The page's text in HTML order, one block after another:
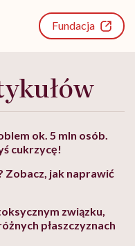
Fundacja
ok. 5 mln osób.
cukrzycę!
Zobacz, jak naprawić
związku,
płaszczyznach